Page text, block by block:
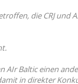
die CRJ und
Baltic einen
in direkter